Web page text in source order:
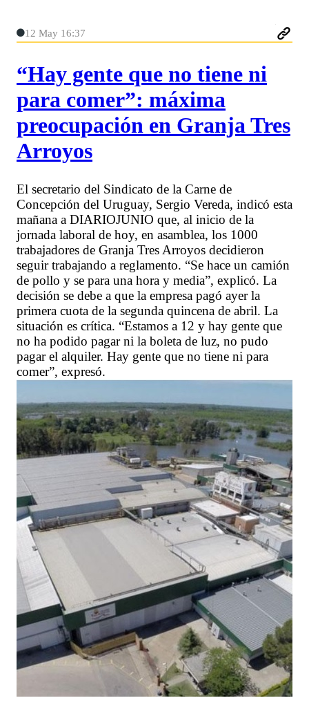
12 May 16:37
“Hay gente que no tiene ni
para comer”: máxima
preocupación en Granja Tres
Arroyos
El secretario del Sindicato de la Carne de
Concepción del Uruguay, Sergio Vereda, indicó esta
mañana a DIARIOJUNIO que, al inicio de la
jornada laboral de hoy, en asamblea, los 1000
trabajadores de Granja Tres Arroyos decidieron
seguir trabajando a reglamento. “Se hace un camión
de pollo y se para una hora y media”, explicó. La
decisión se debe a que la empresa pagó ayer la
primera cuota de la segunda quincena de abril. La
situación es crítica. “Estamos a 12 y hay gente que
no ha podido pagar ni la boleta de luz, no pudo
pagar el alquiler. Hay gente que no tiene ni para
comer”, expresó.